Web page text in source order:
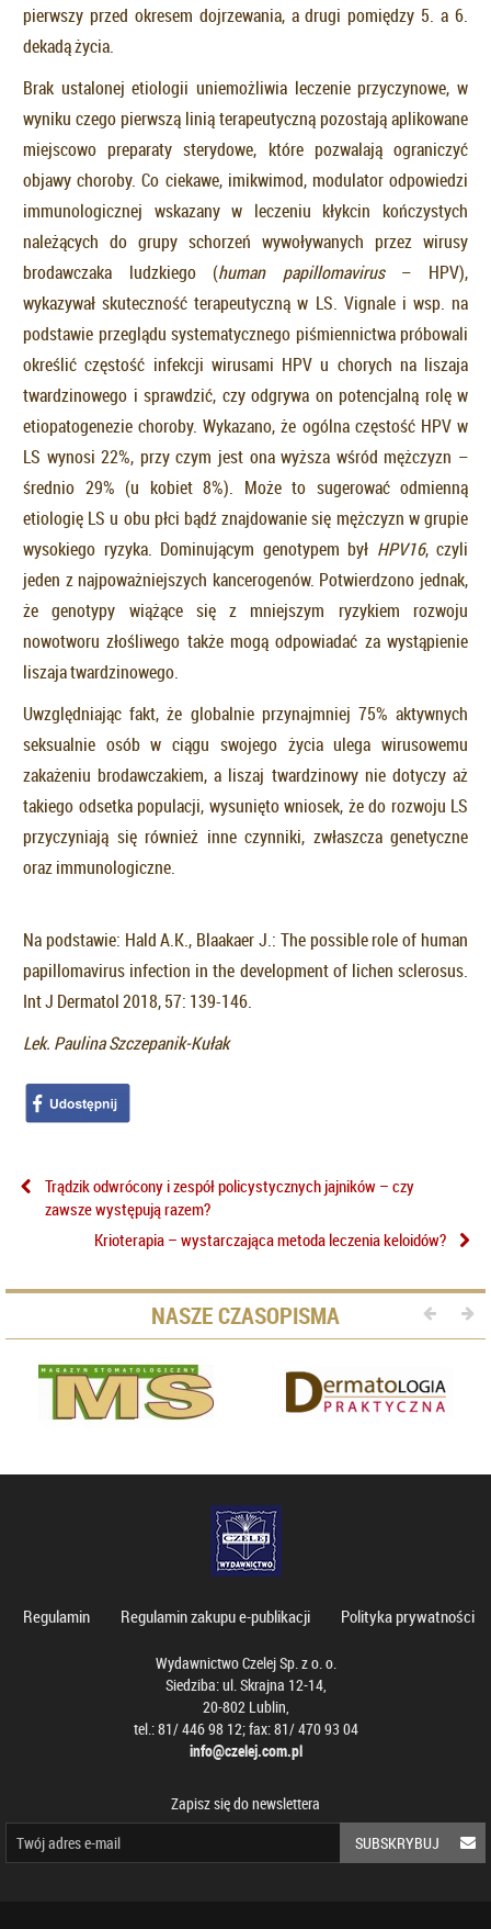
pierwszy przed okresem dojrzewania, a drugi pomiędzy 5. a 6.
dekadą życia.
Brak ustalonej etiologii uniemożliwia leczenie przyczynowe, w
wyniku czego pierwszą linią terapeutyczną pozostają aplikowane
miejscowo preparaty sterydowe, które pozwalają ograniczyć
objawy choroby. Co ciekawe, imikwimod, modulator odpowiedzi
immunologicznej wskazany w leczeniu kłykcin kończystych
należących do grupy schorzeń wywoływanych przez wirusy
brodawczaka ludzkiego (human papillomavirus– HPV),
wykazywał skuteczność terapeutyczną w LS. Vignale i wsp. na
podstawie przeglądu systematycznego piśmiennictwa próbowali
określić częstość infekcji wirusami HPV u chorych na liszaja
twardzinowego i sprawdzić, czy odgrywa on potencjalną rolę w
etiopatogenezie choroby. Wykazano, że ogólna częstość HPV w
LS wynosi 22%, przy czym jest ona wyższa wśród mężczyzn –
średnio 29% (u kobiet 8%). Może to sugerować odmienną
etiologię LS u obu płci bądź znajdowanie się mężczyzn w grupie
wysokiego ryzyka. Dominującym genotypem był HPV16, czyli
jeden z najpoważniejszych kancerogenów. Potwierdzono jednak,
że genotypy wiążące się z mniejszym ryzykiem rozwoju
nowotworu złośliwego także mogą odpowiadać za wystąpienie
liszaja twardzinowego.
Uwzględniając fakt, że globalnie przynajmniej 75% aktywnych
seksualnie osób w ciągu swojego życia ulega wirusowemu
zakażeniu brodawczakiem, a liszaj twardzinowy nie dotyczy aż
takiego odsetka populacji, wysunięto wniosek, że do rozwoju LS
przyczyniają się również inne czynniki, zwłaszcza genetyczne
oraz immunologiczne.
Na podstawie: Hald A.K., Blaakaer J.: The possible role of human
papillomavirus infection in the development of lichen sclerosus.
Int J Dermatol 2018, 57: 139-146.
Lek. Paulina Szczepanik-Kułak
Trądzik odwrócony i zespół policystycznych jajników – czy
zawsze występują razem?
Krioterapia – wystarczająca metoda leczenia keloidów?
NASZE CZASOPISMA
Regulamin Regulamin zakupu e-publikacji Polityka prywatności
Wydawnictwo Czelej Sp. z o. o.
Siedziba: ul. Skrajna 12-14,
20-802 Lublin,
tel.: 81/ 446 98 12; fax: 81/ 470 93 04
info@czelej.com.pl
Zapisz się do newslettera
SUBSKRYBUJ